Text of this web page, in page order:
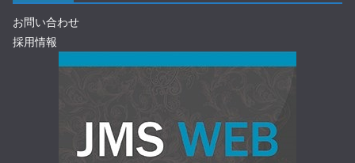
お問い合わせ
採用情報